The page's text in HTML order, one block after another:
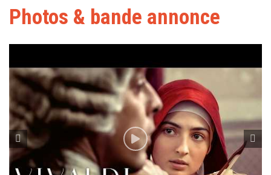
Photos & bande annonce